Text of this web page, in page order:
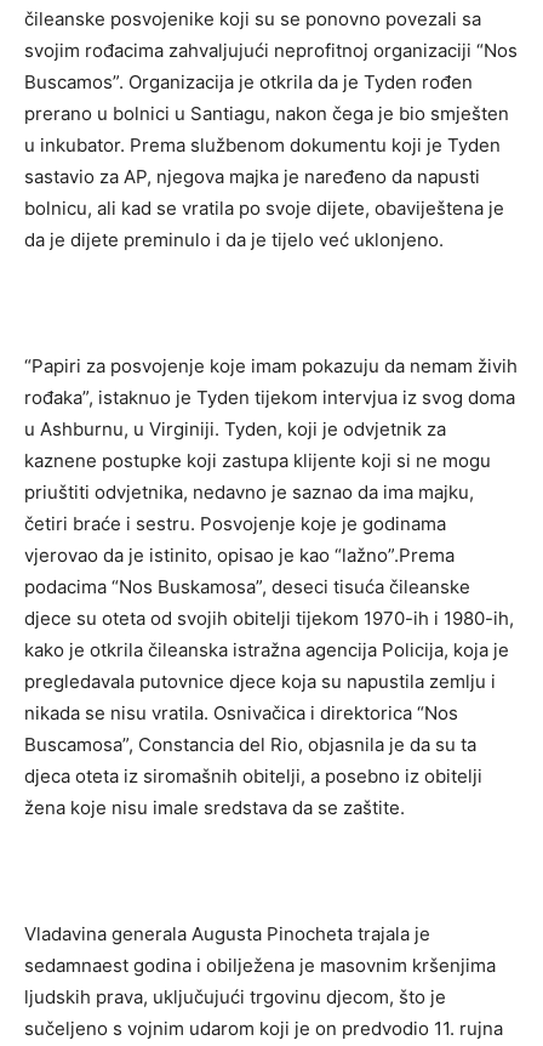
čileanske posvojenike koji su se ponovno povezali sa
svojim rođacima zahvaljujući neprofitnoj organizaciji “Nos
Buscamos”. Organizacija je otkrila da je Tyden rođen
prerano u bolnici u Santiagu, nakon čega je bio smješten
u inkubator. Prema službenom dokumentu koji je Tyden
sastavio za AP, njegova majka je naređeno da napusti
bolnicu, ali kad se vratila po svoje dijete, obaviještena je
da je dijete preminulo i da je tijelo već uklonjeno.
“Papiri za posvojenje koje imam pokazuju da nemam živih
rođaka”, istaknuo je Tyden tijekom intervjua iz svog doma
u Ashburnu, u Virginiji. Tyden, koji je odvjetnik za
kaznene postupke koji zastupa klijente koji si ne mogu
priuštiti odvjetnika, nedavno je saznao da ima majku,
četiri braće i sestru. Posvojenje koje je godinama
vjerovao da je istinito, opisao je kao “lažno”.Prema
podacima “Nos Buskamosa”, deseci tisuća čileanske
djece su oteta od svojih obitelji tijekom 1970-ih i 1980-ih,
kako je otkrila čileanska istražna agencija Policija, koja je
pregledavala putovnice djece koja su napustila zemlju i
nikada se nisu vratila. Osnivačica i direktorica “Nos
Buscamosa”, Constancia del Rio, objasnila je da su ta
djeca oteta iz siromašnih obitelji, a posebno iz obitelji
žena koje nisu imale sredstava da se zaštite.
Vladavina generala Augusta Pinocheta trajala je
sedamnaest godina i obilježena je masovnim kršenjima
ljudskih prava, uključujući trgovinu djecom, što je
sučeljeno s vojnim udarom koji je on predvodio 11. rujna